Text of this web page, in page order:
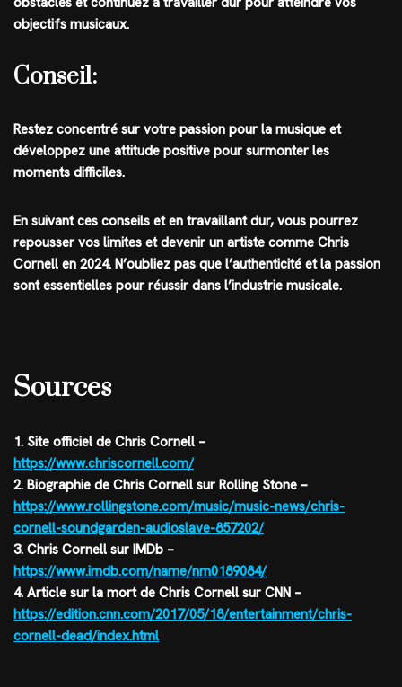
objectifs musicaux.
Conseil:
Restez concentré sur votre passion pour la musique et
développez une attitude positive pour surmonter les
moments difficiles.
En suivant ces conseils et en travaillant dur, vous pourrez
repousser vos limites et devenir un artiste comme Chris
Cornell en 2024. N’oubliez pas que l’authenticité et la passion
sont essentielles pour réussir dans l’industrie musicale.
Sources
1. Site officiel de Chris Cornell –
https://www.chriscornell.com/
2. Biographie de Chris Cornell sur Rolling Stone –
https://www.rollingstone.com/music/music-news/chris-
cornell-soundgarden-audioslave-857202/
3. Chris Cornell sur IMDb –
https://www.imdb.com/name/nm0189084/
4. Article sur la mort de Chris Cornell sur CNN –
https://edition.cnn.com/2017/05/18/entertainment/chris-
cornell-dead/index.html